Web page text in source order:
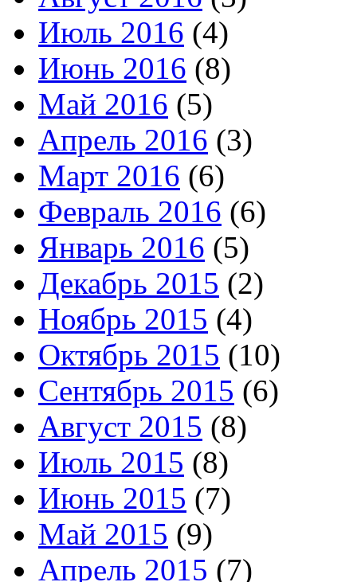
Июль 2016 (4)
Июнь 2016 (8)
Май 2016 (5)
Апрель 2016 (3)
Март 2016 (6)
Февраль 2016 (6)
Январь 2016 (5)
Декабрь 2015 (2)
Ноябрь 2015 (4)
Октябрь 2015 (10)
Сентябрь 2015 (6)
Август 2015 (8)
Июль 2015 (8)
Июнь 2015 (7)
Май 2015 (9)
Апрель 2015 (7)